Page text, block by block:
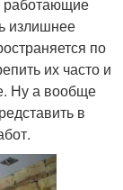
работающие
излишнее
по
их часто и
Ну а вообще
в